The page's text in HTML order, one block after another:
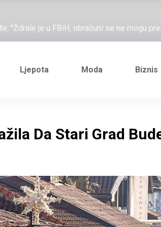
"Ždrale je u FBiH, obračuni se ne mogu
Željezničarov Karamarko
je general Izet Nanić, pogibijom je
Željezničarov Karamarko
Ljepota Moda Biznis
Da Stari Grad